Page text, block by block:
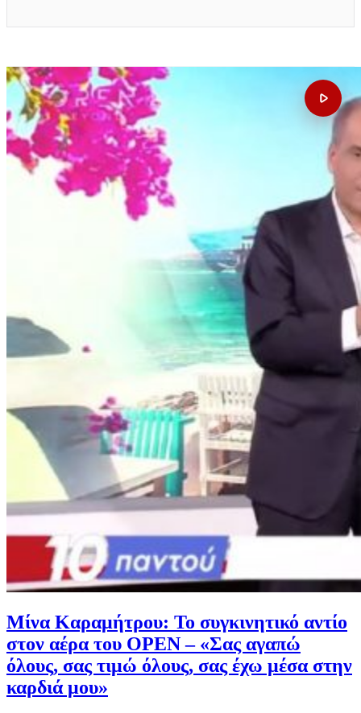
Μίνα Καραμήτρου: Το συγκινητικό αντίο
στον αέρα του OPEN – «Σας αγαπώ
όλους, σας τιμώ όλους, σας έχω μέσα στην
καρδιά μου»